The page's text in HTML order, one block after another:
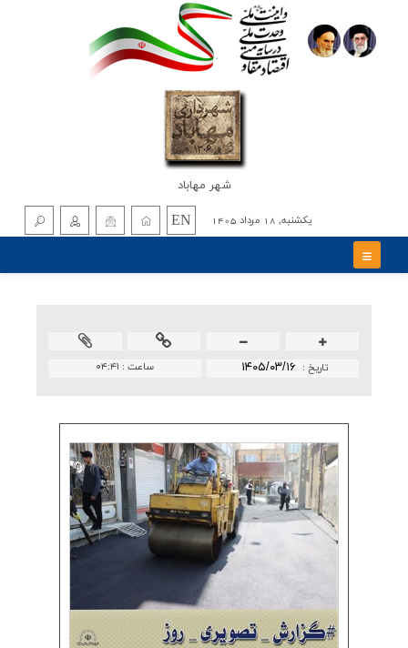
شهر مهاباد
يکشنبه, 18 مرداد 1405 EN
ساعت : ۰۴:۴۱ تاريخ : ۱۴۰۵/۰۳/۱۶